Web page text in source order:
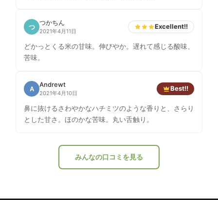
つ
つかちん
2021年4月11日
Excellent!!
どかっとくる米の甘味。伸びやか。遅れて感じる酸味、
苦味。
A
Andrewt
2021年4月10日
Best!!
鼻に抜けるさわやかなハチミツのような香りと、さらり
とした甘さ。ほのかな苦味。丸い舌触り。
みんなの口コミを見る